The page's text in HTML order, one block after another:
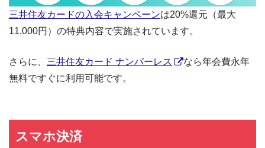
三井住友カードの入会キャンペーンは20%還元（最大
11,000円）の特典内容で実施されています。
さらに、 三井住友カード ナンバーレス
なら年会費永年
無料ですぐに利用可能です。
スマホ決済